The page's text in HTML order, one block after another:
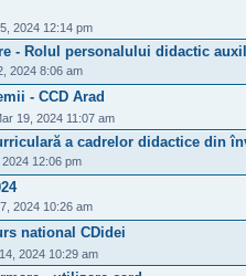
2024 12:14 pm
- Rolul personalului didactic
2024 8:06 am
- CCD Arad
19, 2024 11:07 am
a cadrelor didactice din
12:06 pm
2024 10:26 am
national CDidei
2024 10:29 am